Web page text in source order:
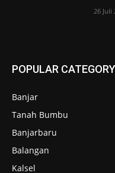
26 Juli
POPULAR CATEGORY
Banjar
Tanah Bumbu
Banjarbaru
Balangan
Kalsel